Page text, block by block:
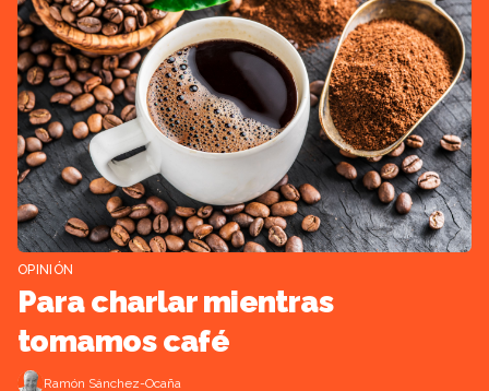
OPINIÓN
Para charlar mientras
tomamos café
Ramón Sánchez-Ocaña